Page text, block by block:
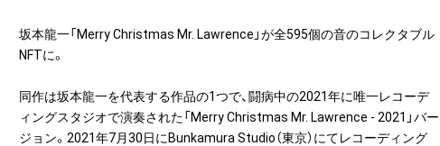
坂本龍一「Merry Christmas Mr. Lawrence」が全595個の音のコレクタブル
NFTに。
同作は坂本龍一を代表する作品の1つで、闘病中の2021年に唯一レコーデ
ィングスタジオで演奏された「Merry Christmas Mr. Lawrence - 2021」バー
ジョン。2021年7月30日にBunkamura Studio（東京）にてレコーディング